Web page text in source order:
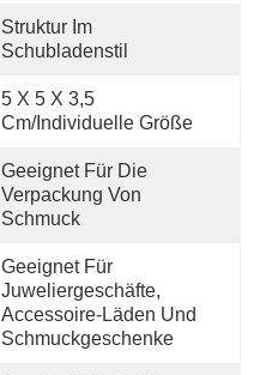
Struktur Im
Schubladenstil
5 X 5 X 3,5
Cm/individuelle Größe
Geeignet Für Die
Verpackung Von
Schmuck
Geeignet Für
Juweliergeschäfte,
Accessoire-Läden Und
Schmuckgeschenke